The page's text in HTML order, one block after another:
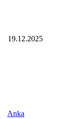
19.12.2025
Anka